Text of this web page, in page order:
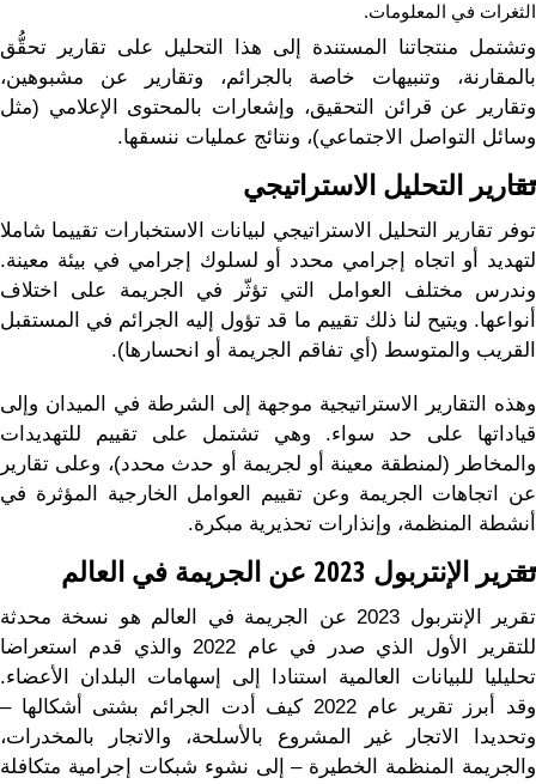
الثغرات في المعلومات.
وتشتمل منتجاتنا المستندة إلى هذا التحليل على تقارير تحقُّق
بالمقارنة، وتنبيهات خاصة بالجرائم، وتقارير عن مشبوهين،
وتقارير عن قرائن التحقيق، وإشعارات بالمحتوى الإعلامي (مثل
وسائل التواصل الاجتماعي)، ونتائج عمليات ننسقها.
تقارير التحليل الاستراتيجي
توفر تقارير التحليل الاستراتيجي لبيانات الاستخبارات تقييما شاملا
لتهديد أو اتجاه إجرامي محدد أو لسلوك إجرامي في بيئة معينة.
وندرس مختلف العوامل التي تؤثّر في الجريمة على اختلاف
أنواعها. ويتيح لنا ذلك تقييم ما قد تؤول إليه الجرائم في المستقبل
القريب والمتوسط (أي تفاقم الجريمة أو انحسارها).
وهذه التقارير الاستراتيجية موجهة إلى الشرطة في الميدان وإلى
قياداتها على حد سواء. وهي تشتمل على تقييم للتهديدات
والمخاطر (لمنطقة معينة أو لجريمة أو حدث محدد)، وعلى تقارير
عن اتجاهات الجريمة وعن تقييم العوامل الخارجية المؤثرة في
أنشطة المنظمة، وإنذارات تحذيرية مبكرة.
تقرير الإنتربول 2023 عن الجريمة في العالم
تقرير الإنتربول 2023 عن الجريمة في العالم هو نسخة محدثة
للتقرير الأول الذي صدر في عام 2022 والذي قدم استعراضا
تحليليا للبيانات العالمية استنادا إلى إسهامات البلدان الأعضاء.
وقد أبرز تقرير عام 2022 كيف أدت الجرائم بشتى أشكالها –
وتحديدا الاتجار غير المشروع بالأسلحة، والاتجار بالمخدرات،
والجريمة المنظمة الخطيرة – إلى نشوء شبكات إجرامية متكافلة